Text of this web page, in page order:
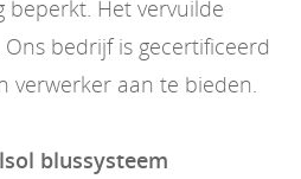
Het vervuilde
bedrijf is gecertificeerd
verwerker aan te bieden.
blussysteem